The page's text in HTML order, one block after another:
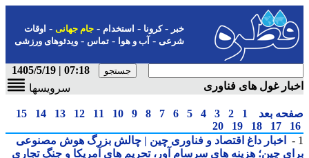
-کرونا-استخدام- جام جهانی-اوقات
شرعی-آب و هوا-تماس-ویدئوهای ورزشی
07:18 | 1405/5/19
غول های فناوری
سرویسها
بعد 1
2
3
4
5
6
7
8
9
10
11
12
13
14
15
17
18
19
20
اخبار داغ اقتصاد و فناوری چین | چالش بزرگ هوش مصنوعی
چین؛ هزینه های سرسام آور، تحریم های آمریکا و جنگ تجاری